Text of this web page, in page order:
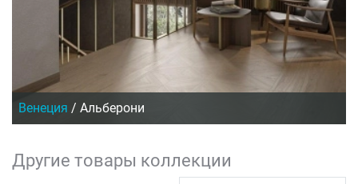
Венеция / Альберони
Другие товары коллекции